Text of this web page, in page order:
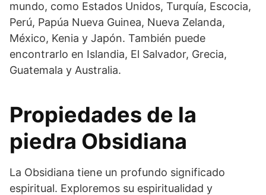
mundo, como Estados Unidos, Turquía, Escocia,
Perú, Papúa Nueva Guinea, Nueva Zelanda,
México, Kenia y Japón. También puede
encontrarlo en Islandia, El Salvador, Grecia,
Guatemala y Australia.
Propiedades de la
piedra Obsidiana
La Obsidiana tiene un profundo significado
espiritual. Exploremos su espiritualidad y